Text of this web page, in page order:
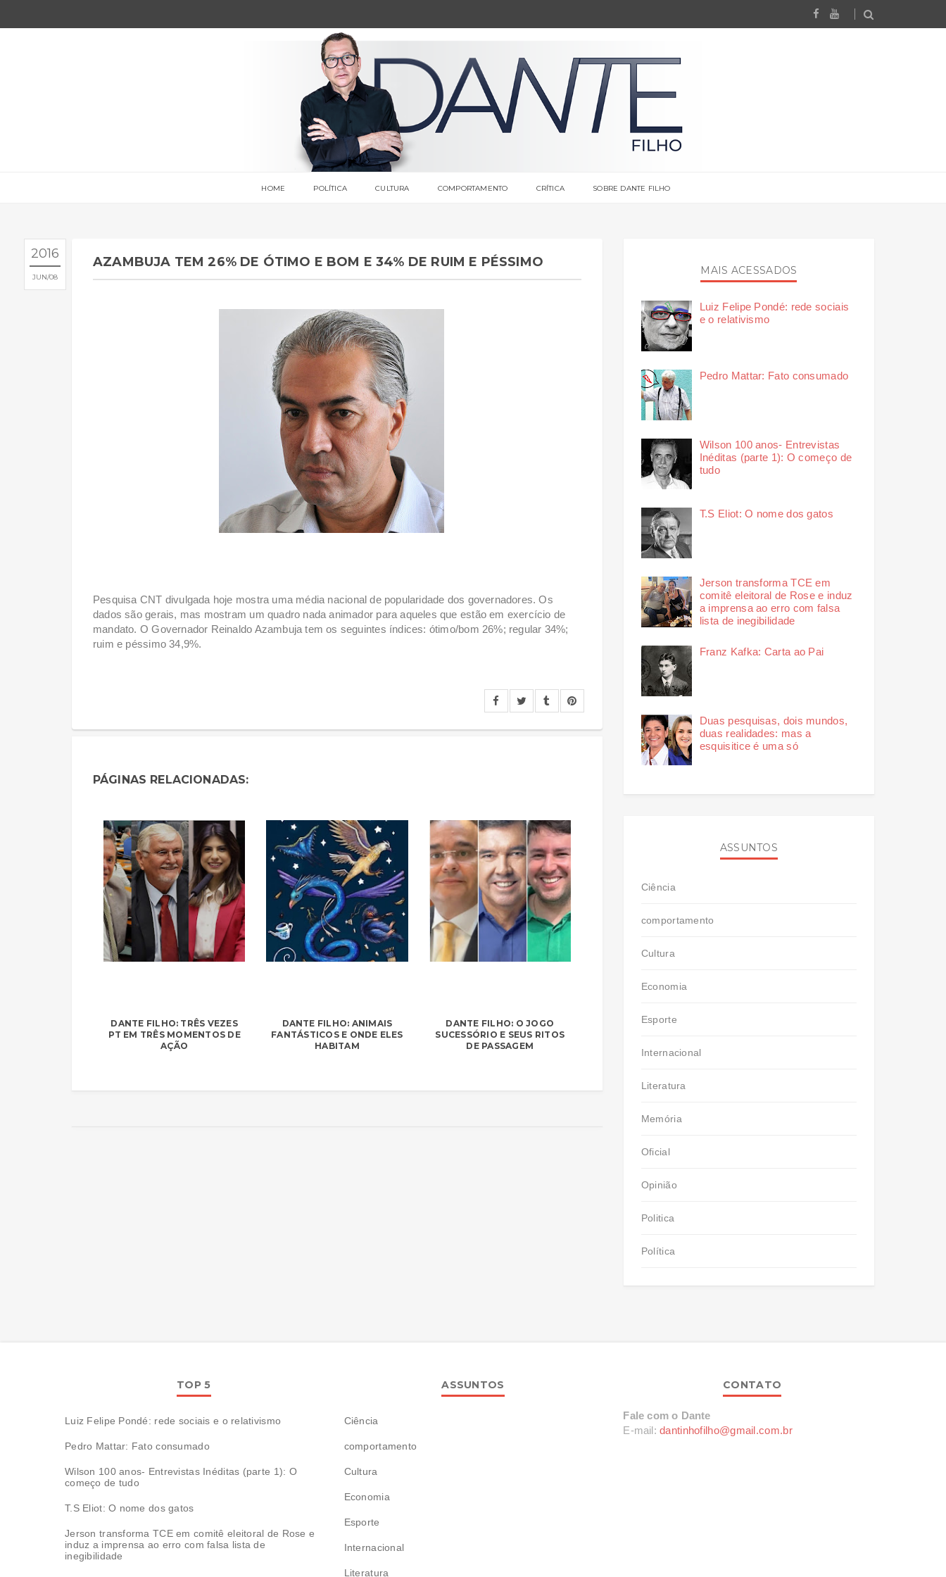
HOME POLÍTICA CULTURA COMPORTAMENTO CRÍTICA SOBRE DANTE FILHO
2016
JUN 08
AZAMBUJA TEM 26% DE ÓTIMO E BOM E 34% DE RUIM E PÉSSIMO
Pesquisa CNT divulgada hoje mostra uma média nacional de popularidade dos governadores. Os
dados são gerais, mas mostram um quadro nada animador para aqueles que estão em exercício de
mandato. O Governador Reinaldo Azambuja tem os seguintes índices: ótimo/bom 26%; regular 34%;
ruim e péssimo 34,9%.
PÁGINAS RELACIONADAS:
DANTE FILHO: TRÊS VEZES
PT EM TRÊS MOMENTOS DE
AÇÃO
DANTE FILHO: ANIMAIS
FANTÁSTICOS E ONDE ELES
HABITAM
DANTE FILHO: O JOGO
SUCESSÓRIO E SEUS RITOS
DE PASSAGEM
MAIS ACESSADOS
Luiz Felipe Pondé: rede sociais
e o relativismo
Pedro Mattar: Fato consumado
Wilson 100 anos- Entrevistas
Inéditas (parte 1): O começo de
tudo
T.S Eliot: O nome dos gatos
Jerson transforma TCE em
comitê eleitoral de Rose e induz
a imprensa ao erro com falsa
lista de inegibilidade
Franz Kafka: Carta ao Pai
Duas pesquisas, dois mundos,
duas realidades: mas a
esquisitice é uma só
ASSUNTOS
Ciência
comportamento
Cultura
Economia
Esporte
Internacional
Literatura
Memória
Oficial
Opinião
Politica
Política
TOP 5
Luiz Felipe Pondé: rede sociais e o relativismo
Pedro Mattar: Fato consumado
Wilson 100 anos- Entrevistas Inéditas (parte 1): O
começo de tudo
T.S Eliot: O nome dos gatos
Jerson transforma TCE em comitê eleitoral de Rose e
induz a imprensa ao erro com falsa lista de
inegibilidade
ASSUNTOS
Ciência
comportamento
Cultura
Economia
Esporte
Internacional
Literatura
CONTATO
Fale com o Dante
E-mail: dantinhofilho@gmail.com.br